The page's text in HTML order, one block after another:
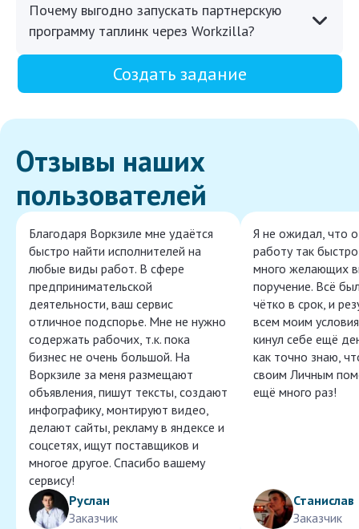
Почему выгодно запускать партнерскую
программу таплинк через Workzilla?
Создать задание
Отзывы наших
пользователей
Благодаря Воркзиле мне удаётся
быстро найти исполнителей на
любые виды работ. В сфере
предпринимательской
деятельности, ваш сервис
отличное подспорье. Мне не нужно
содержать рабочих, т.к. пока
бизнес не очень большой. На
Воркзиле за меня размещают
объявления, пишут тексты, создают
инфографику, монтируют видео,
делают сайты, рекламу в яндексе и
соцсетях, ищут поставщиков и
многое другое. Спасибо вашему
сервису!
Руслан
Заказчик
Я не ожидал, что
работу так
много желающих
поручение. Всё
чётко в срок, и
всем моим
кинул себе ещё
как точно знаю,
своим Личным
ещё много раз!
Станислав
Заказчик